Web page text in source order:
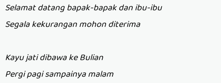
Selamat datang bapak-bapak dan ibu-ibu
Segala kekurangan mohon diterima
Kayu jati dibawa ke Bulian
Pergi pagi sampainya malam